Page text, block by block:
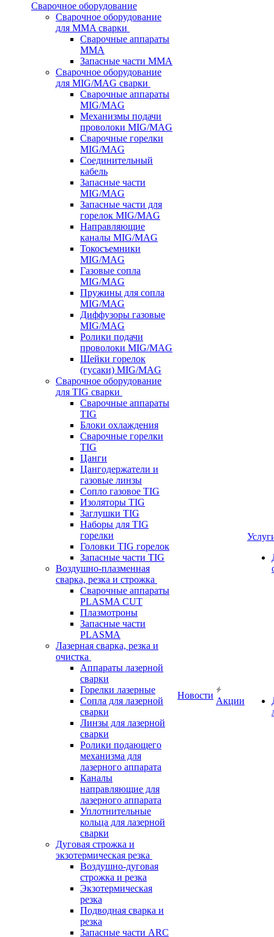
Сварочное оборудование
Сварочное оборудование
для MMA сварки
Сварочные аппараты
MMA
Запасные части MMA
Сварочное оборудование
для MIG/MAG сварки
Сварочные аппараты
MIG/MAG
Механизмы подачи
проволоки MIG/MAG
Сварочные горелки
MIG/MAG
Соединительный
кабель
Запасные части
MIG/MAG
Запасные части для
горелок MIG/MAG
Направляющие
каналы MIG/MAG
Токосъемники
MIG/MAG
Газовые сопла
MIG/MAG
Пружины для сопла
MIG/MAG
Диффузоры газовые
MIG/MAG
Ролики подачи
проволоки MIG/MAG
Шейки горелок
(гусаки) MIG/MAG
Сварочное оборудование
для TIG сварки
Сварочные аппараты
TIG
Блоки охлаждения
Сварочные горелки
TIG
Цанги
Цангодержатели и
газовые линзы
Сопло газовое TIG
Изоляторы TIG
Заглушки TIG
Наборы для TIG
горелки
Головки TIG горелок
Запасные части TIG
Воздушно-плазменная
сварка, резка и строжка
Сварочные аппараты
PLASMA CUT
Плазмотроны
Запасные части
PLASMA
Лазерная сварка, резка и
очистка
Аппараты лазерной
сварки
Горелки лазерные
Сопла для лазерной
сварки
Линзы для лазерной
сварки
Ролики подающего
механизма для
лазерного аппарата
Каналы
направляющие для
лазерного аппарата
Уплотнительные
кольца для лазерной
сварки
Дуговая строжка и
экзотермическая резка
Воздушно-дуговая
строжка и резка
Экзотермическая
резка
Подводная сварка и
резка
Запасные части ARC
Новости
Акции